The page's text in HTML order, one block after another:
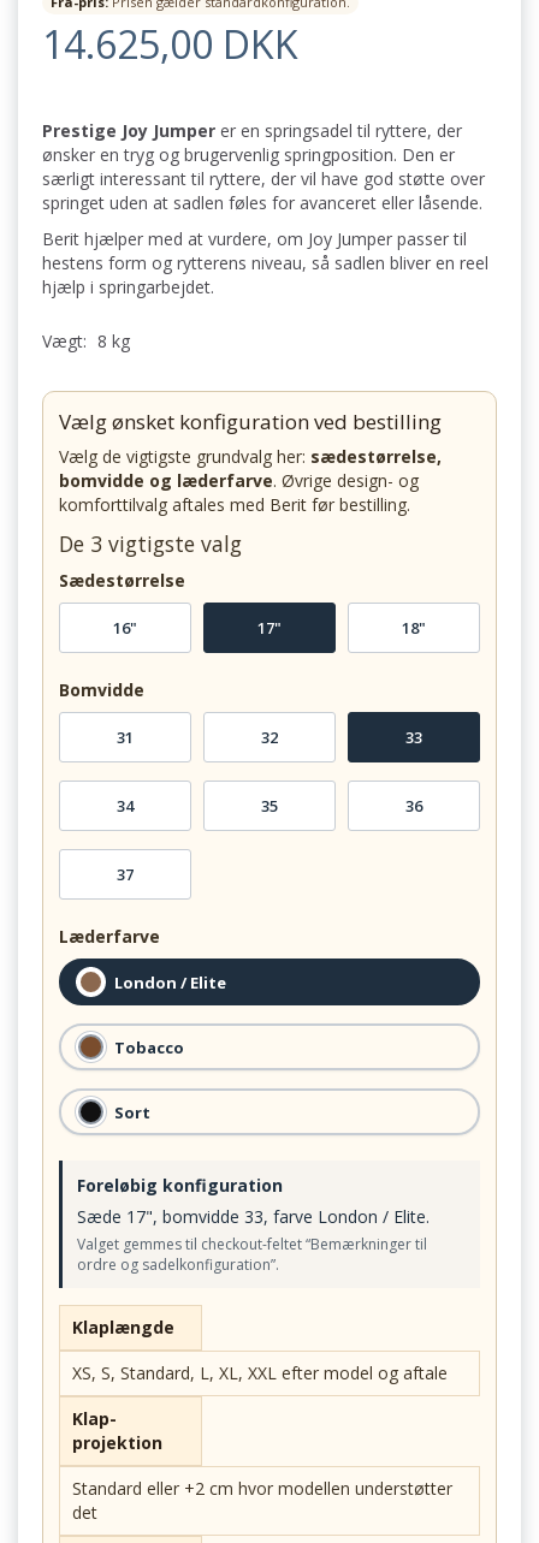
14.625,00 DKK
Prestige Joy Jumper er en springsadel til ryttere, der
ønsker en tryg og brugervenlig springposition. Den er
særligt interessant til ryttere, der vil have god støtte over
springet uden at sadlen føles for avanceret eller låsende.
Berit hjælper med at vurdere, om Joy Jumper passer til
hestens form og rytterens niveau, så sadlen bliver en reel
hjælp i springarbejdet.
Vægt: 8 kg
Vælg ønsket konfiguration ved bestilling
Vælg de vigtigste grundvalg her: sædestørrelse,
bomvidde og læderfarve. Øvrige design- og
komforttilvalg aftales med Berit før bestilling.
De 3 vigtigste valg
Sædestørrelse
16" 17" 18"
Bomvidde
31 32 33
34 35 36
37
Læderfarve
London / Elite
Tobacco
Sort
Foreløbig konfiguration
Sæde 17", bomvidde 33, farve London / Elite.
Valget gemmes til checkout-feltet “Bemærkninger til
ordre og sadelkonfiguration”.
Klaplængde
XS, S, Standard, L, XL, XXL efter model og aftale
Klap-
projektion
Standard eller +2 cm hvor modellen understøtter
det